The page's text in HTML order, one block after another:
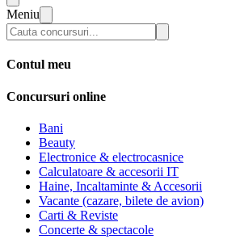
Meniu
Contul meu
Concursuri online
Bani
Beauty
Electronice & electrocasnice
Calculatoare & accesorii IT
Haine, Incaltaminte & Accesorii
Vacante (cazare, bilete de avion)
Carti & Reviste
Concerte & spectacole